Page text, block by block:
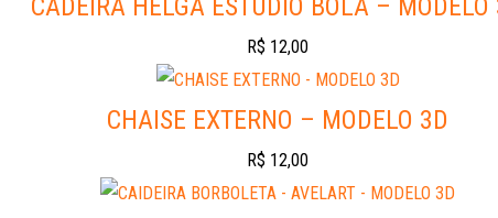
R$ 12,00
CHAISE EXTERNO – MODELO 3D
R$ 12,00